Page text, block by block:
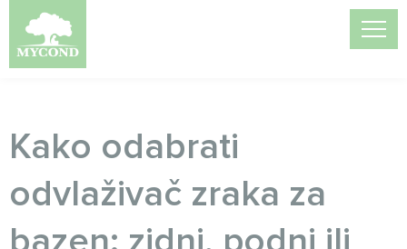
Kako odabrati
odvlaživač zraka za